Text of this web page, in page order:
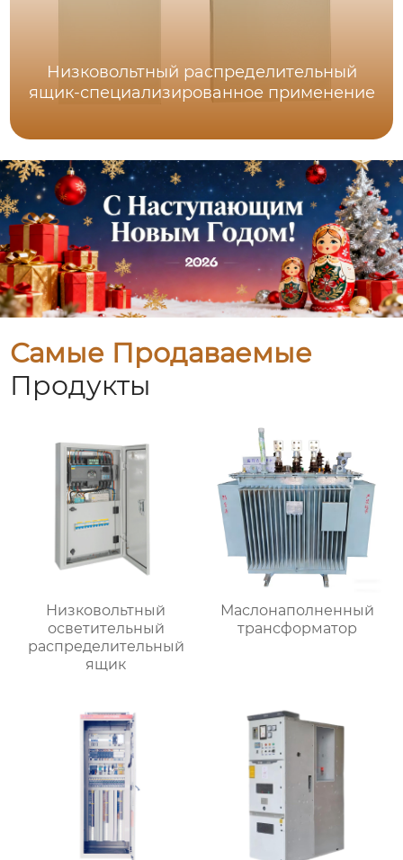
Низковольтный распределительный
ящик-специализированное применение
Самые Продаваемые
Продукты
Низковольтный
осветительный
распределительный
ящик
Маслонаполненный
трансформатор